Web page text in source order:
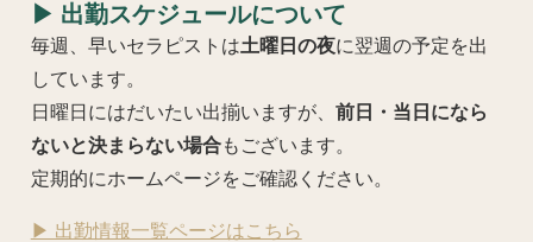
▶ 出勤スケジュールについて
毎週、早いセラピストは土曜日の夜に翌週の予定を出
しています。
日曜日にはだいたい出揃いますが、 前日・当日になら
ないと決まらない場合もございます。
定期的にホームページをご確認ください。
▶ 出勤情報一覧ページはこちら